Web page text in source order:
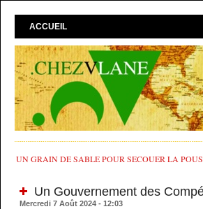
ACCUEIL
UN GRAIN DE SABLE POUR SECOUER LA
Un Gouvernement des
Mercredi 7 Août 2024 - 12:03